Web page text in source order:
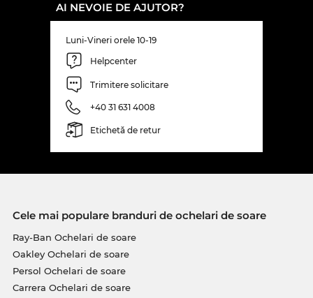
AI NEVOIE DE AJUTOR?
Luni-Vineri orele 10-19
Helpcenter
Trimitere solicitare
+40 31 631 4008
Etichetă de retur
Cele mai populare branduri de ochelari de soare
Ray-Ban Ochelari de soare
Oakley Ochelari de soare
Persol Ochelari de soare
Carrera Ochelari de soare